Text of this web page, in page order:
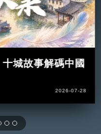
城故事解碼中國
2026-07-28